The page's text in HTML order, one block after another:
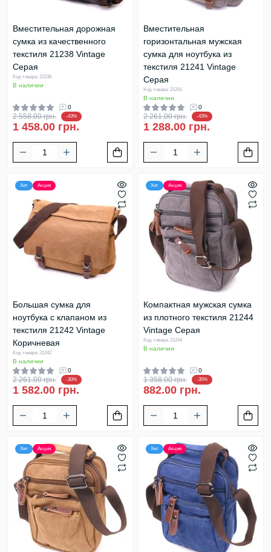
Вместительная дорожная
сумка из качественного
текстиля 21238 Vintage
Серая
Код товара: 21238
В наличии
0
2 558.00 грн. -43%
1 458.00 грн.
Вместительная
горизонтальная мужская
сумка для ноутбука из
текстиля 21241 Vintage
Серая
Код товара: 21241
В наличии
0
2 261.00 грн. -43%
1 288.00 грн.
Хит Акция
Большая сумка для
ноутбука с клапаном из
текстиля 21242 Vintage
Коричневая
Код товара: 21242
В наличии
0
2 261.00 грн. -30%
1 582.00 грн.
Хит Акция
Компактная мужская сумка
из плотного текстиля 21244
Vintage Серая
Код товара: 21244
В наличии
0
1 358.00 грн. -35%
882.00 грн.
Хит Акция Хит Акция